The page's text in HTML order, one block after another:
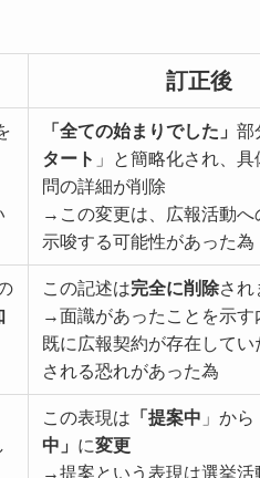
訂正後
「全ての始まりでした」 部
タート 」と簡略化され、
問の詳細が削除
→この変更は、広報活動へ
示唆する可能性があった為
この記述は完全に削除され
→面識があったことを示す
既に広報契約が存在してい
される恐れがあった為
この表現は 「提案中 」から
中」 に変更
→提案という表現は選挙活